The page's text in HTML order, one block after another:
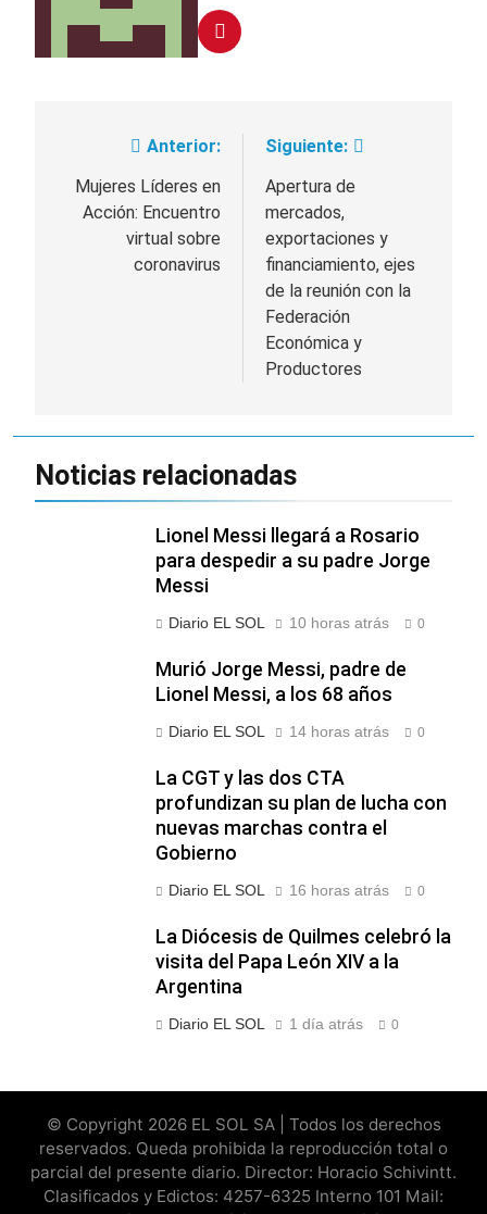
Navegación
de
entradas
Anterior:
Mujeres Líderes en
Acción: Encuentro
virtual sobre
coronavirus
Siguiente:
Apertura de
mercados,
exportaciones y
financiamiento, ejes
de la reunión con la
Federación
Económica y
Productores
Noticias relacionadas
Lionel Messi llegará a Rosario
para despedir a su padre Jorge
Messi
Diario EL SOL 10 horas atrás 0
Murió Jorge Messi, padre de
Lionel Messi, a los 68 años
Diario EL SOL 14 horas atrás 0
La CGT y las dos CTA
profundizan su plan de lucha con
nuevas marchas contra el
Gobierno
Diario EL SOL 16 horas atrás 0
La Diócesis de Quilmes celebró la
visita del Papa León XIV a la
Argentina
Diario EL SOL 1 día atrás 0
© Copyright 2026 EL SOL SA | Todos los derechos
reservados. Queda prohibida la reproducción total o
parcial del presente diario. Director: Horacio Schivintt.
Clasificados y Edictos: 4257-6325 Interno 101 Mail: